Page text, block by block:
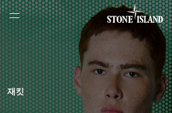
NAVIGATION.ARIA.GOTOMAINCONTENT
LABEL.SHOPPINGCOUNTRY 대한민국
재킷